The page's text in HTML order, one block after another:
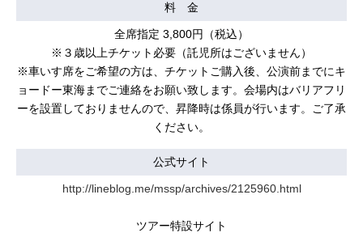
料 金
全席指定 3,800円（税込）
※３歳以上チケット必要（託児所はございません）
※車いす席をご希望の方は、チケットご購入後、公演前までにキ
ョードー東海までご連絡をお願い致します。会場内はバリアフリ
ーを設置しておりませんので、昇降時は係員が行います。ご了承
ください。
公式サイト
http://lineblog.me/mssp/archives/2125960.html
ツアー特設サイト